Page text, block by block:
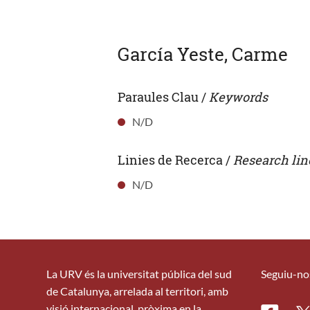
García Yeste, Carme
Paraules Clau / Keywords
N/D
Linies de Recerca / Research
N/D
La URV és la universitat pública del sud
de Catalunya, arrelada al territori, amb
Seguiu-